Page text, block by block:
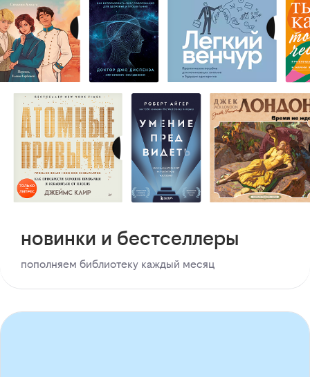
новинки и бестселлеры
пополняем библиотеку каждый месяц